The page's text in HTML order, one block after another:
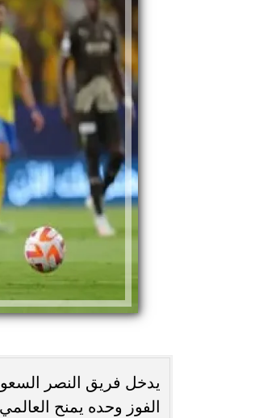
يدخل فريق النصر
انغام تختار جدة محطة اولى لتدشين
البومها